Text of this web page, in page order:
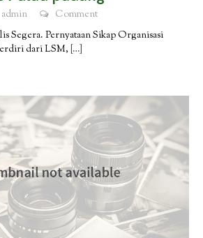
admin
Comment
Segera. Pernyataan Sikap Organisasi
dari LSM, […]